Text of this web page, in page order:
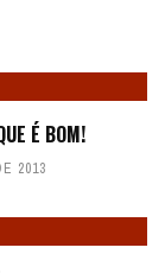
É BOM!
2013